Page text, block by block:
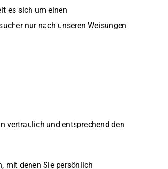
es sich um einen
nur nach unseren Weisungen
vertraulich und entsprechend den
mit denen Sie persönlich